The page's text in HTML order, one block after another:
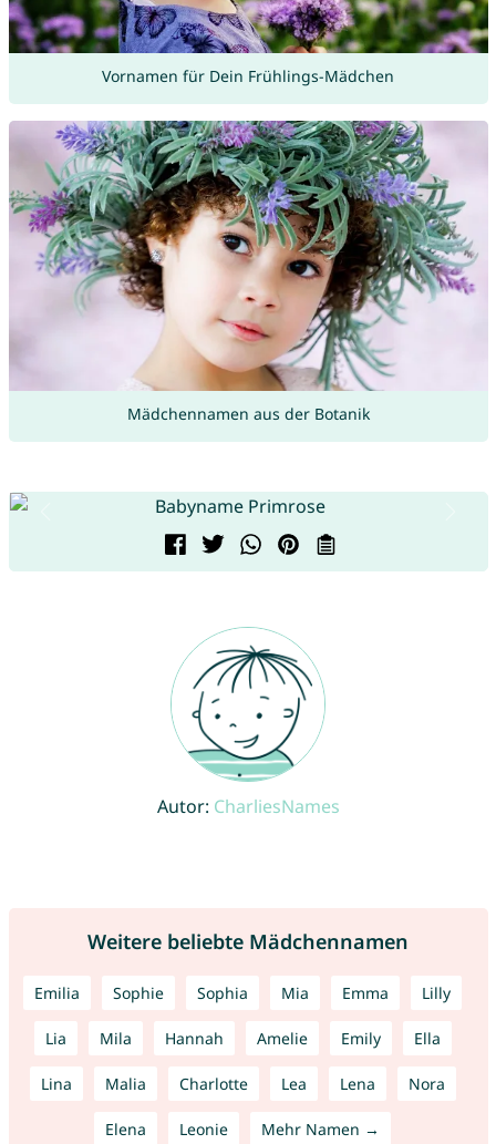
Vornamen für Dein Frühlings-Mädchen
Mädchennamen aus der Botanik
Autor: CharliesNames
Weitere beliebte Mädchennamen
Emilia Sophie Sophia Mia Emma Lilly
Lia Mila Hannah Amelie Emily Ella
Lina Malia Charlotte Lea Lena Nora
Elena Leonie Mehr Namen →